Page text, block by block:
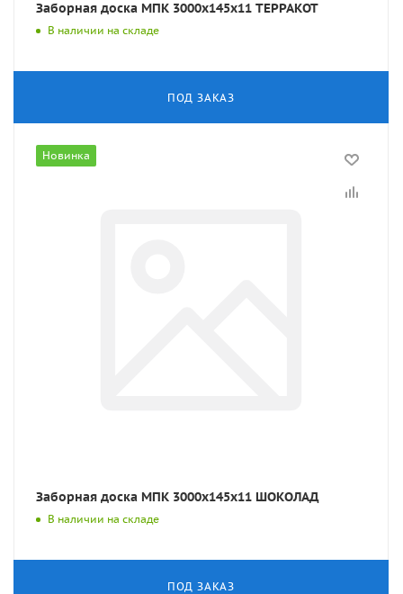
Заборная доска МПК 3000x145x11 ТЕРРАКОТ
В наличии на складе
ПОД ЗАКАЗ
Новинка
Заборная доска МПК 3000x145x11 ШОКОЛАД
В наличии на складе
ПОД ЗАКАЗ